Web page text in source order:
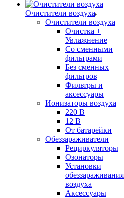
Очистители воздуха
Очистители воздуха
Очистка +
Увлажнение
Cо сменными
фильтрами
Без сменных
фильтров
Фильтры и
аксессуары
Ионизаторы воздуха
220 В
12 В
От батарейки
Обеззараживатели
Рециркуляторы
Озонаторы
Установки
обеззараживания
воздуха
Аксессуары